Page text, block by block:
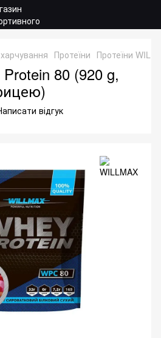
Протеїни Протеїни
80 (920 g,
відгук